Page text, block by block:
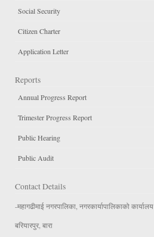
Social Security
Citizen Charter
Application Letter
Reports
Annual Progress Report
Trimester Progress Report
Public Hearing
Public Audit
Contact Details
-महागढीमाई नगरपालिका, नगरकार्यापालिकाको कार्यालय
बरियारपुर, बारा